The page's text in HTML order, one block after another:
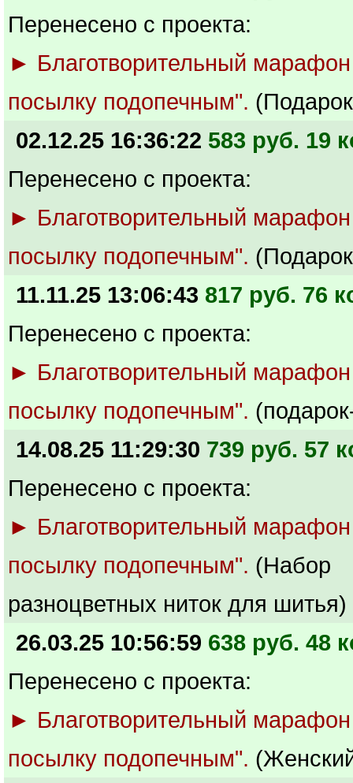
Перенесено с проекта:
► Благотворительный
посылку подопечным".
02.12.25 16:36:22 583 руб. 19
Перенесено с проекта:
► Благотворительный
посылку подопечным".
11.11.25 13:06:43 817 руб. 76
Перенесено с проекта:
► Благотворительный
посылку подопечным".
14.08.25 11:29:30 739 руб. 57
Перенесено с проекта:
► Благотворительный
посылку подопечным". (Набор
разноцветных ниток для шитья)
26.03.25 10:56:59 638 руб. 48
Перенесено с проекта:
► Благотворительный
посылку подопечным".